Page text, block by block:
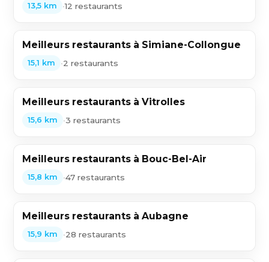
13,5 km •12 restaurants
Meilleurs restaurants à Simiane-Collongue
15,1 km •2 restaurants
Meilleurs restaurants à Vitrolles
15,6 km •3 restaurants
Meilleurs restaurants à Bouc-Bel-Air
15,8 km •47 restaurants
Meilleurs restaurants à Aubagne
15,9 km •28 restaurants